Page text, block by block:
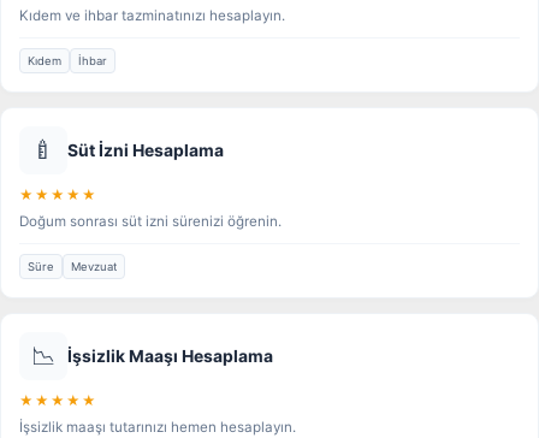
Kıdem ve ihbar tazminatınızı hesaplayın.
Kıdem İhbar
🍼 Süt İzni Hesaplama
★★★★★
Doğum sonrası süt izni sürenizi öğrenin.
Süre Mevzuat
📉 İşsizlik Maaşı Hesaplama
★★★★★
İşsizlik maaşı tutarınızı hemen hesaplayın.